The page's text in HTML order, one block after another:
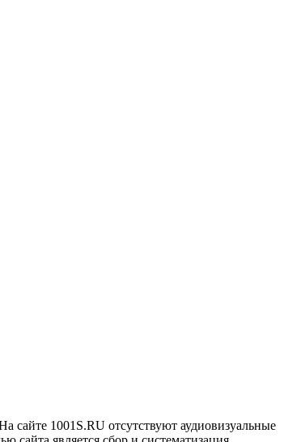
1001S.RU отсутствуют аудиовизуальные